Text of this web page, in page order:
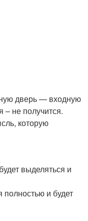
дверь — входную
не получится.
которую
выделяться и
полностью и будет